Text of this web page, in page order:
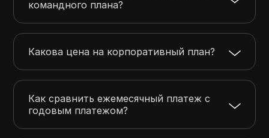
командного плана?
Какова цена на корпоративный план?
Как сравнить ежемесячный платеж с
годовым платежом?